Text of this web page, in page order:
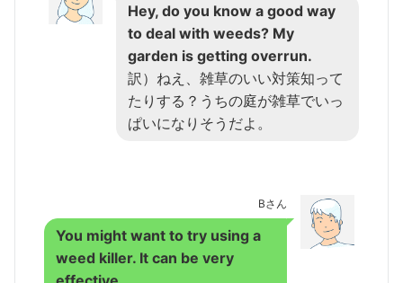
Hey, do you know a good way
to deal with weeds? My
garden is getting overrun.
訳）ねえ、雑草のいい対策知って
たりする？うちの庭が雑草でいっ
ぱいになりそうだよ。
Bさん
You might want to try using a
weed killer. It can be very